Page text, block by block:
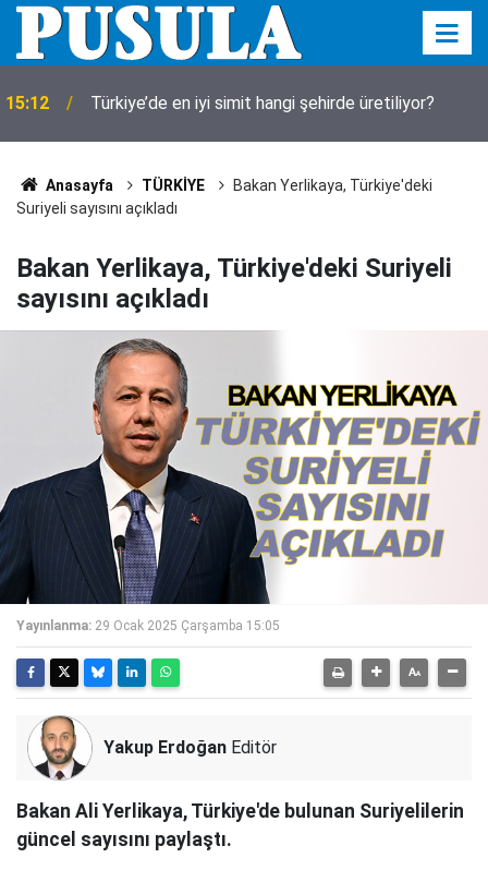
15:12 Türkiye’de en iyi simit hangi şehirde üretiliyor?
Anasayfa TÜRKİYE
Bakan Yerlikaya, Türkiye'deki
Suriyeli sayısını açıkladı
Bakan Yerlikaya, Türkiye'deki Suriyeli
sayısını açıkladı
Yayınlanma: 29 Ocak 2025 Çarşamba 15:05
Yakup Erdoğan Editör
Bakan Ali Yerlikaya, Türkiye'de bulunan Suriyelilerin
güncel sayısını paylaştı.